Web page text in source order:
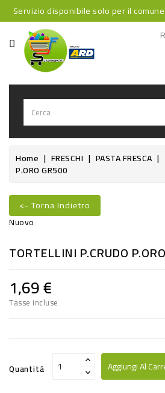
Servizio disponibile solo per il comune
CATEGORIA
HOME
BEVANDE
BEVANDE
ANALCOLICHE
ALCOLICHE
BEVANDE
CALDE
FOOD
PER
Home FRESCHI PASTA FRESCA
P.ORO GR500
<- Torna Indietro
Nuovo
TORTELLINI P.CRUDO
1,69 €
Tasse incluse
Quantità Aggiungi Al